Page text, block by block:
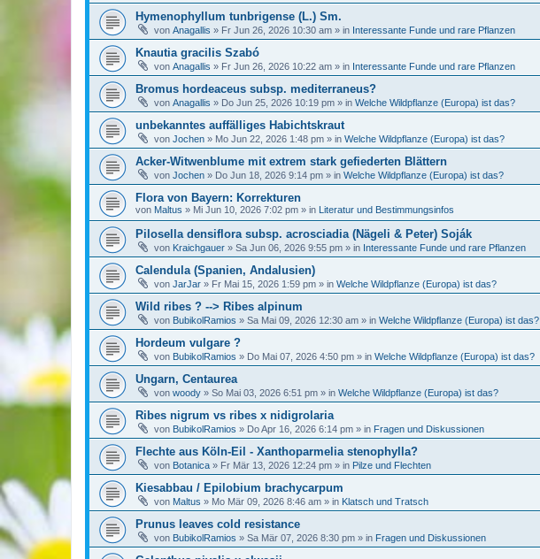
Hymenophyllum tunbrigense (L.) Sm.
von Anagallis » Fr Jun 26, 2026 10:30 am » in Interessante Funde und rare Pflanzen
Knautia gracilis Szabó
von Anagallis » Fr Jun 26, 2026 10:22 am » in Interessante Funde und rare Pflanzen
Bromus hordeaceus subsp. mediterraneus?
von Anagallis » Do Jun 25, 2026 10:19 pm » in Welche Wildpflanze (Europa) ist das?
unbekanntes auffälliges Habichtskraut
von Jochen » Mo Jun 22, 2026 1:48 pm » in Welche Wildpflanze (Europa) ist das?
Acker-Witwenblume mit extrem stark gefiederten Blättern
von Jochen » Do Jun 18, 2026 9:14 pm » in Welche Wildpflanze (Europa) ist das?
Flora von Bayern: Korrekturen
von Maltus » Mi Jun 10, 2026 7:02 pm » in Literatur und Bestimmungsinfos
Pilosella densiflora subsp. acrosciadia (Nägeli & Peter) Soják
von Kraichgauer » Sa Jun 06, 2026 9:55 pm » in Interessante Funde und rare Pflanzen
Calendula (Spanien, Andalusien)
von JarJar » Fr Mai 15, 2026 1:59 pm » in Welche Wildpflanze (Europa) ist das?
Wild ribes ? --> Ribes alpinum
von BubikolRamios » Sa Mai 09, 2026 12:30 am » in Welche Wildpflanze (Europa) ist das?
Hordeum vulgare ?
von BubikolRamios » Do Mai 07, 2026 4:50 pm » in Welche Wildpflanze (Europa) ist das?
Ungarn, Centaurea
von woody » So Mai 03, 2026 6:51 pm » in Welche Wildpflanze (Europa) ist das?
Ribes nigrum vs ribes x nidigrolaria
von BubikolRamios » Do Apr 16, 2026 6:14 pm » in Fragen und Diskussionen
Flechte aus Köln-Eil - Xanthoparmelia stenophylla?
von Botanica » Fr Mär 13, 2026 12:24 pm » in Pilze und Flechten
Kiesabbau / Epilobium brachycarpum
von Maltus » Mo Mär 09, 2026 8:46 am » in Klatsch und Tratsch
Prunus leaves cold resistance
von BubikolRamios » Sa Mär 07, 2026 8:30 pm » in Fragen und Diskussionen